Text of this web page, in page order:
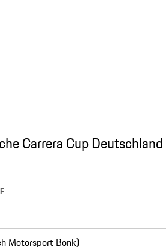
Carrera Cup Deutschland
Motorsport Bonk)